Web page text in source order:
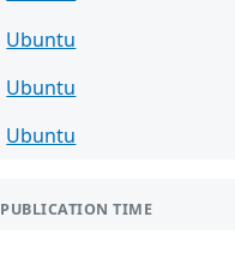
Ubuntu
Ubuntu
Ubuntu
PUBLICATION TIME